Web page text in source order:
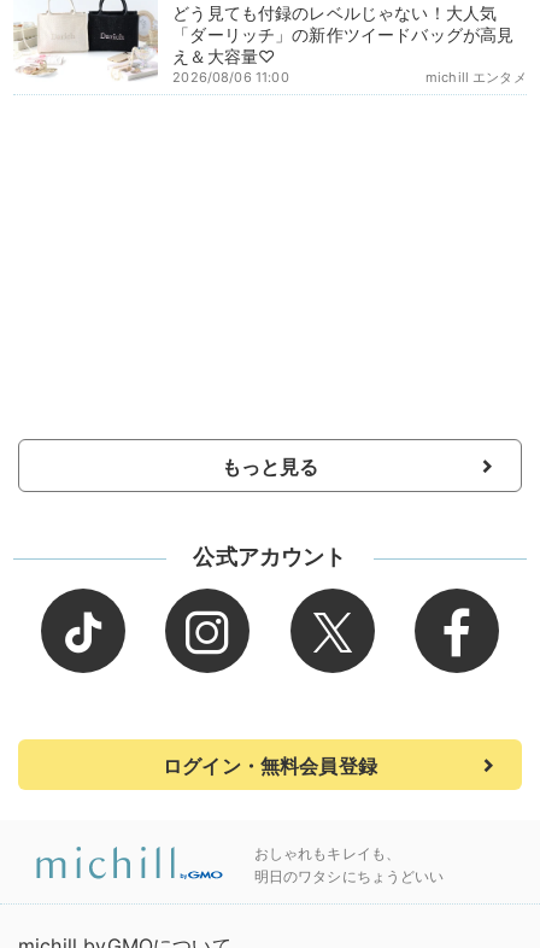
どう見ても付録のレベルじゃない！大人気
「ダーリッチ」の新作ツイードバッグが高見
え＆大容量♡
michill エンタメ
2026/08/06 11:00
もっと見る
公式アカウント
ログイン・無料会員登録
おしゃれもキレイも、
明日のワタシにちょうどいい